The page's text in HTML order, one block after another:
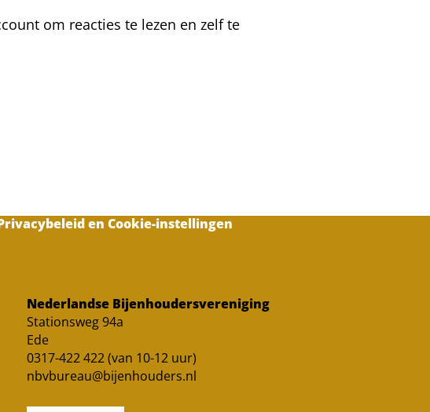
om reacties te lezen en zelf te
en Cookie-instellingen
Nederlandse Bijenhoudersvereniging
Stationsweg 94a
Ede
0317-422 422 (van 10-12 uur)
nbvbureau@bijenhouders.nl